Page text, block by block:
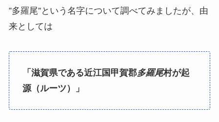
”多羅尾”という名字について調べてみましたが、由
来としては
「滋賀県である近江国甲賀郡多羅尾村が起
源（ルーツ）」